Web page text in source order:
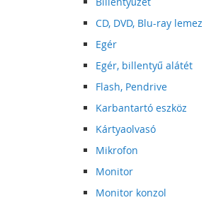
CD, DVD, Blu-ray lemez
Egér
Egér, billentyű alátét
Flash, Pendrive
Karbantartó eszköz
Kártyaolvasó
Mikrofon
Monitor
Monitor konzol